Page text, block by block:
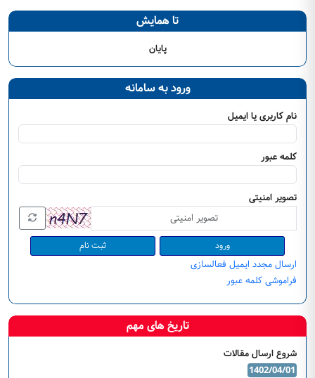
تا همایش
پایان
ورود به سامانه
نام کاربری یا ایمیل
کلمه عبور
تصویر امنیتی
ثبت نام
ارسال مجدد ایمیل فعالسازی
فراموشی کلمه عبور
تاریخ های مهم
شروع ارسال مقالات
1402/04/01